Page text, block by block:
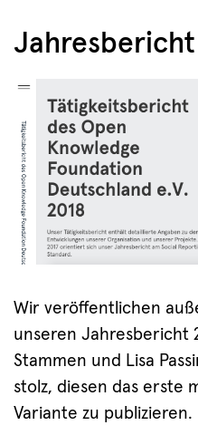
Jahresbericht
Wir veröffentlichen
unseren Jahresbericht
Stammen und Lisa
stolz, diesen das erste
Variante zu